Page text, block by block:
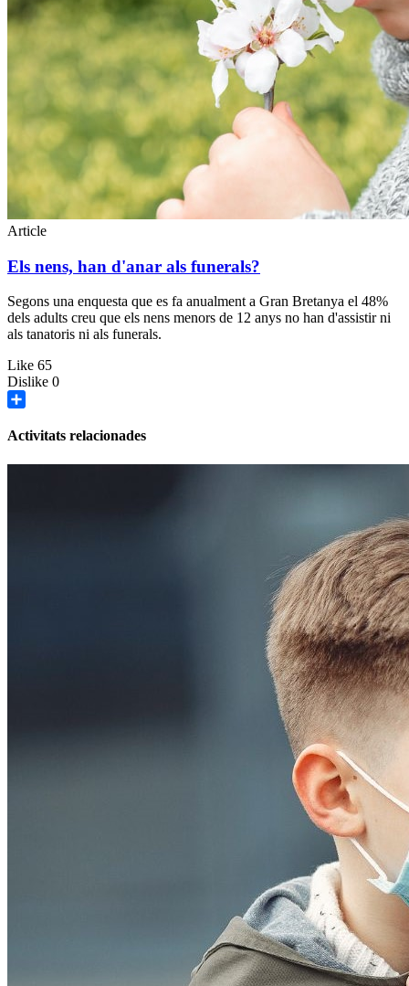
Article
Els nens, han d'anar als funerals?
Segons una enquesta que es fa anualment a Gran Bretanya el 48%
dels adults creu que els nens menors de 12 anys no han d'assistir ni
als tanatoris ni als funerals.
Like 65
Dislike 0
Activitats relacionades